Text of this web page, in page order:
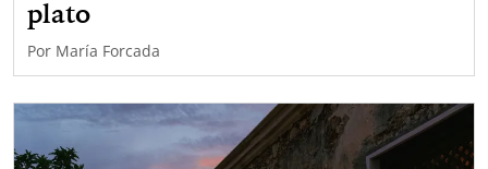
plato
Por María Forcada